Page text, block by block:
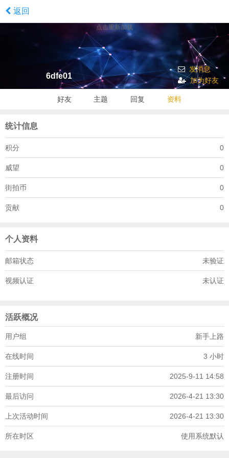
返回
点击重新加载
6dfe01
发消息
加为好友
好友 主题 回复 资料
统计信息
积分 0
威望 0
街拍币 0
贡献 0
个人资料
邮箱状态 未验证
视频认证 未认证
活跃概况
用户组 新手上路
在线时间 3 小时
注册时间 2025-9-11 14:58
最后访问 2026-4-21 13:30
上次活动时间 2026-4-21 13:30
所在时区 使用系统默认